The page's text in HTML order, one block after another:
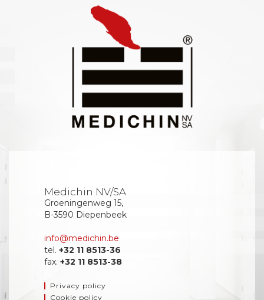
Medichin NV/SA
Groeningenweg 15,
B-3590 Diepenbeek
info@medichin.be
tel. +32 11 8513-36
fax. +32 11 8513-38
Privacy policy
Cookie policy